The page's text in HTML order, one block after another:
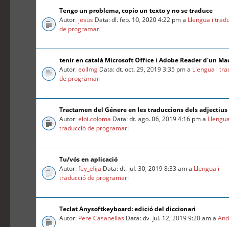
Tengo un problema, copio un texto y no se traduce
Autor: jesus Data: dl. feb. 10, 2020 4:22 pm a Llengua i
de programari
tenir en català Microsoft Office i Adobe Reader d'un
Autor:eollmg Data: dt. oct. 29, 2019 3:35 pm a Llengua i
de programari
Tractamen del Génere en les traduccions dels adjectius
Autor:eloi.coloma Data: dt. ago. 06, 2019 4:16 pm a
traducció de programari
Tu/vós en aplicació
Autor:fey_elija Data: dt. jul. 30, 2019 8:33 am a Llengua i
traducció de programari
Teclat Anysoftkeyboard: edició del diccionari
Autor: Pere Casanellas Data: dv. jul. 12, 2019 9:20 am a